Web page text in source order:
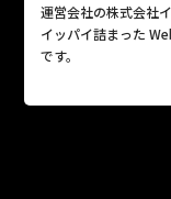
運営会社の株式会社
イッパイ詰まった
です。